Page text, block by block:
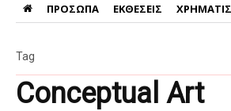
ΠΡΟΣΩΠΑ ΕΚΘΕΣΕΙΣ
Conceptual Art
Tag